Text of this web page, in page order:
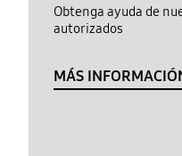
Obtenga ayuda de
autorizados
MÁS